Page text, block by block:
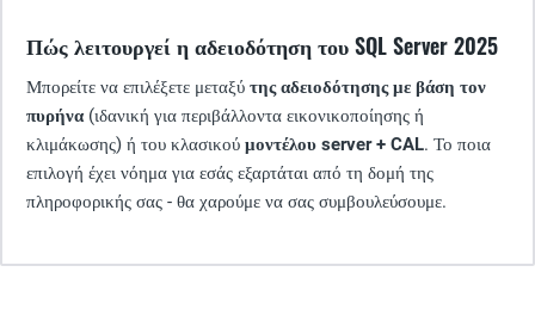
Πώς λειτουργεί η αδειοδότηση του SQL Server 2025
Μπορείτε να επιλέξετε μεταξύ της αδειοδότησης με βάση τον
πυρήνα(ιδανική για περιβάλλοντα εικονικοποίησης ή
κλιμάκωσης) ή του κλασικού μοντέλου server + CAL. Το ποια
επιλογή έχει νόημα για εσάς εξαρτάται από τη δομή της
πληροφορικής σας - θα χαρούμε να σας συμβουλεύσουμε.